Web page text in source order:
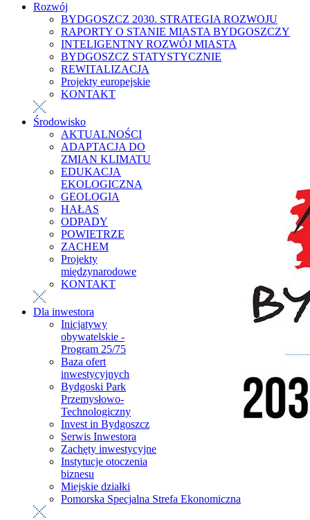
Rozwój
BYDGOSZCZ 2030. STRATEGIA ROZWOJU
RAPORTY O STANIE MIASTA BYDGOSZCZY
INTELIGENTNY ROZWÓJ MIASTA
BYDGOSZCZ STATYSTYCZNIE
REWITALIZACJA
Projekty europejskie
KONTAKT
Środowisko
AKTUALNOŚCI
ADAPTACJA DO
ZMIAN KLIMATU
EDUKACJA
EKOLOGICZNA
GEOLOGIA
HAŁAS
ODPADY
POWIETRZE
ZACHEM
Projekty
międzynarodowe
KONTAKT
Dla inwestora
Inicjatywy
obywatelskie -
Program 25/75
Baza ofert
inwestycyjnych
Bydgoski Park
Przemysłowo-
Technologiczny
Invest in Bydgoszcz
Serwis Inwestora
Zachęty inwestycyjne
Instytucje otoczenia
biznesu
Miejskie działki
Pomorska Specjalna Strefa Ekonomiczna